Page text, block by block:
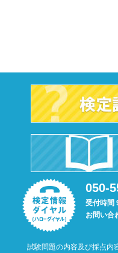
050-
受付時間
お問い合
試験問題の内容及び採点内